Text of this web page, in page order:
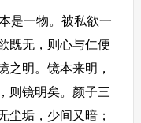
一物。被私欲一
既无，则心与仁便
之明。镜本来明，
则镜明矣。颜子三
尘垢，少间又暗；